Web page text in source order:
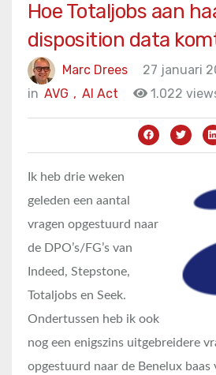
Hoe Totaljobs aan
disposition data
Marc Drees
27 januari
in
AI Act
AVG , 1.022
Ik heb drie weken
geleden een aantal
vragen opgestuurd naar
de DPO’s/FG’s van
Indeed, Stepstone,
Totaljobs en Seek.
Ondertussen heb ik ook
nog een enigszins uitgebreidere
opgestuurd naar de Benelux baas